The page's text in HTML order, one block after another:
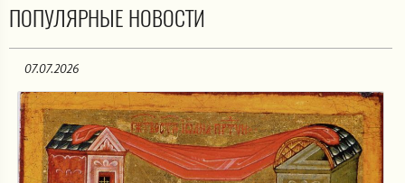
ПОПУЛЯРНЫЕ НОВОСТИ
07.07.2026